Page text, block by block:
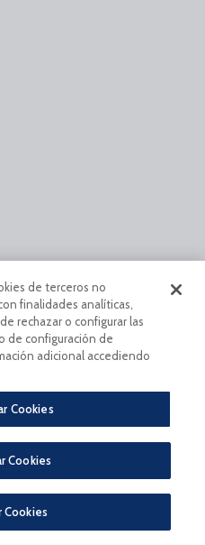
de terceros no
finalidades analíticas,
rechazar o configurar las
de configuración de
adicional accediendo
Cookies
Cookies
Cookies